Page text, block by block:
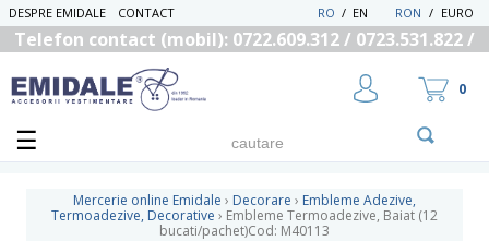
DESPRE EMIDALE CONTACT RON / EURO
EN
/
RO
Telefon contact (mobil): 0722.609.312 / 0723.531.822 /
0
Mercerie online Emidale › Decorare › Embleme Adezive,
Termoadezive, Decorative › Embleme Termoadezive, Baiat (12
bucati/pachet)Cod: M40113